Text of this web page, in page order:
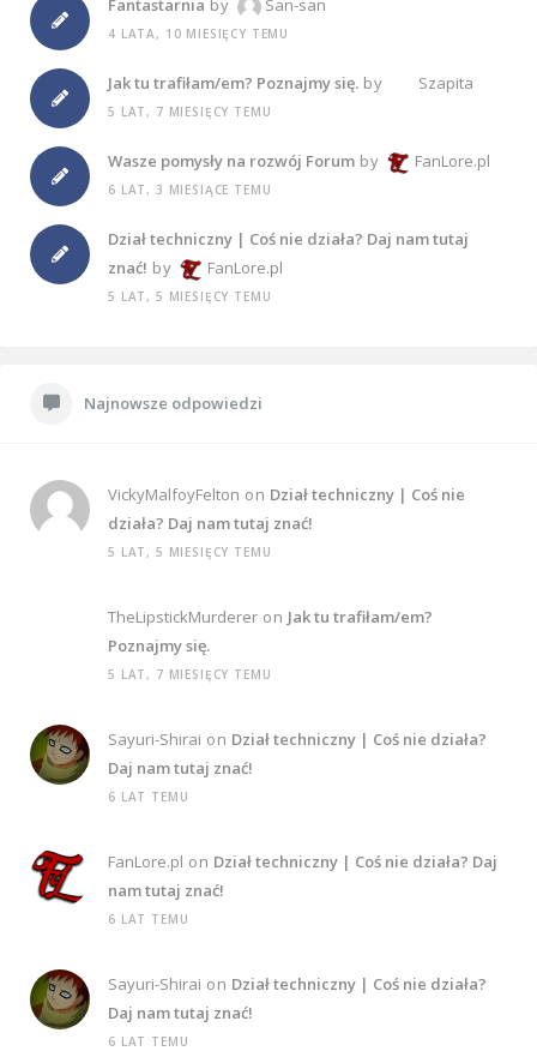
Fantastarnia by San-san
4 LATA, 10 MIESIĘCY TEMU
Jak tu trafiłam/em? Poznajmy się. by Szapita
5 LAT, 7 MIESIĘCY TEMU
Wasze pomysły na rozwój Forum by FanLore.pl
6 LAT, 3 MIESIĄCE TEMU
Dział techniczny | Coś nie działa? Daj nam tutaj
znać! by FanLore.pl
5 LAT, 5 MIESIĘCY TEMU
Najnowsze odpowiedzi
VickyMalfoyFelton on Dział techniczny | Coś nie
działa? Daj nam tutaj znać!
5 LAT, 5 MIESIĘCY TEMU
TheLipstickMurderer on Jak tu trafiłam/em?
Poznajmy się.
5 LAT, 7 MIESIĘCY TEMU
Sayuri-Shirai on Dział techniczny | Coś nie działa?
Daj nam tutaj znać!
6 LAT TEMU
FanLore.pl on Dział techniczny | Coś nie działa? Daj
nam tutaj znać!
6 LAT TEMU
Sayuri-Shirai on Dział techniczny | Coś nie działa?
Daj nam tutaj znać!
6 LAT TEMU